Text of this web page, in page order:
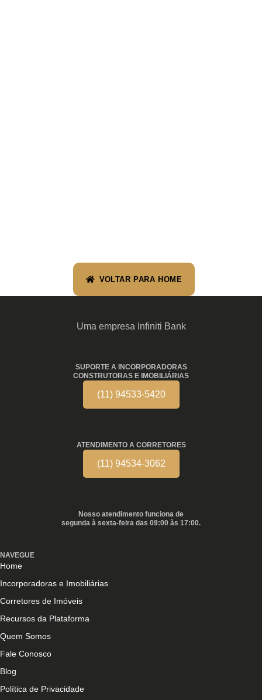
VOLTAR PARA HOME
Uma empresa Infiniti Bank
SUPORTE A INCORPORADORAS
CONSTRUTORAS E IMOBILIÁRIAS
(11) 94533-5420
ATENDIMENTO A CORRETORES
(11) 94534-3062
Nosso atendimento funciona de
segunda à sexta-feira das 09:00 às 17:00.
NAVEGUE
Home
Incorporadoras e Imobiliárias
Corretores de Imóveis
Recursos da Plataforma
Quem Somos
Fale Conosco
Blog
Política de Privacidade